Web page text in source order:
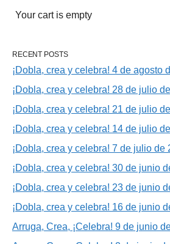
Your cart is empty
RECENT POSTS
¡Dobla, crea y celebra! 4 de agosto
¡Dobla, crea y celebra! 28 de julio
¡Dobla, crea y celebra! 21 de julio
¡Dobla, crea y celebra! 14 de julio
¡Dobla, crea y celebra! 7 de julio de
¡Dobla, crea y celebra! 30 de junio
¡Dobla, crea y celebra! 23 de junio
¡Dobla, crea y celebra! 16 de junio
Arruga, Crea, ¡Celebra! 9 de junio